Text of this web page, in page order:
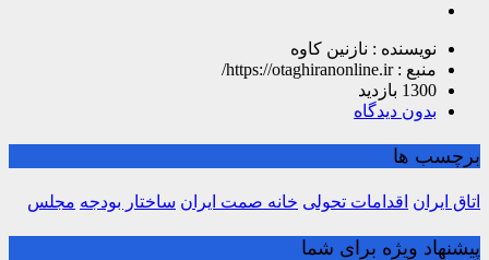
نویسنده : نازنین کاوه
منبع : https://otaghiranonline.ir/
1300 بازدید
بدون دیدگاه
برچسب ها
اتاق ایران اقدامات تحولی خانه صمت ایران ساختار بودجه مجلس
پیشنهاد ویژه برای شما